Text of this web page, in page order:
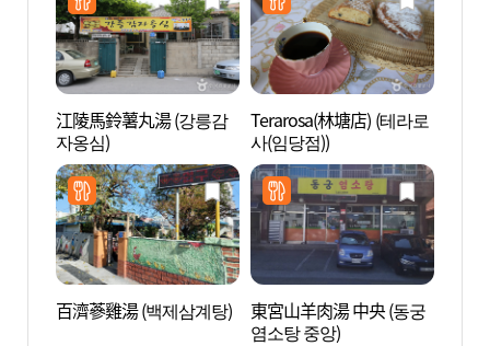
江陵馬鈴薯丸湯 (강릉감
자옹심)
Terarosa(林塘店) (테라로
사(임당점))
百濟蔘雞湯 (백제삼계탕)
東宮山羊肉湯 中央 (동궁
염소탕 중앙)